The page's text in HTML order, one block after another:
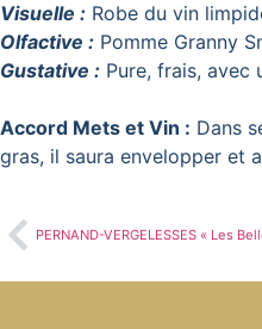
Visuelle : Robe du vin
Olfactive : Pomme Granny
Gustative : Pure, frais, avec
Accord Mets et Vin : Dans
gras, il saura envelopper et
PERNAND-VERGELESSES « Les